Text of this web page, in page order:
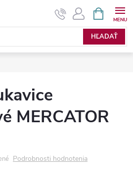
HĽADAŤ
KOŠÍK
MERCATOR
Podrobnosti hodnotenia